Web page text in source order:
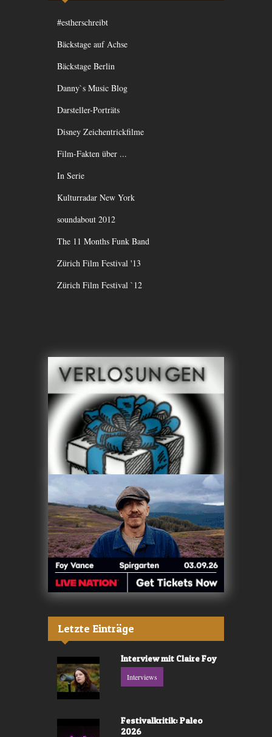
#estherschreibt
Bäckstage auf Achse
Bäckstage Berlin
Danny`s Music Blog
Darsteller-Porträts
Disney Zeichentrickfilme
Film-Fakten über ...
In Serie
Kulturradar New York
soundabout 2012
The 11 Months Funk Band
Zürich Film Festival '13
Zürich Film Festival `12
Letzte Einträge
Interview mit Claire Foy
Interviews
Festivalkritik: Paleo
2026